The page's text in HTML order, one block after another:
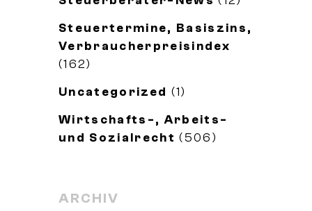
Steuertermine, Basiszins,
Verbraucherpreisindex
(162)
Uncategorized (1)
Wirtschafts-, Arbeits-
und Sozialrecht (506)
ARCHIV